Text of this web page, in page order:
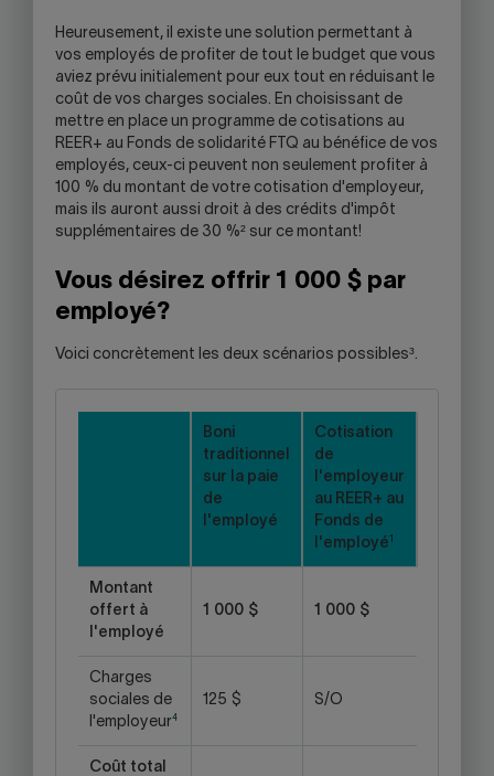
Heureusement, il existe une solution permettant à
vos employés de profiter de tout le budget que vous
aviez prévu initialement pour eux tout en réduisant le
coût de vos charges sociales. En choisissant de
mettre en place un programme de cotisations au
REER+ au Fonds de solidarité FTQ au bénéfice de vos
employés, ceux-ci peuvent non seulement profiter à
100 % du montant de votre cotisation d'employeur,
mais ils auront aussi droit à des crédits d'impôt
supplémentaires de 30 %² sur ce montant!
Vous désirez offrir 1 000 $ par
employé?
Voici concrètement les deux scénarios possibles³.
Boni
traditionnel
sur la paie
de
l'employé
Cotisation
de
l'employeur
au REER+ au
Fonds de
l'employé
Montant
offert à
l'employé
1 000 $ 1 000 $
Charges
sociales de
l'employeur4
125 $ S/O
Coût total